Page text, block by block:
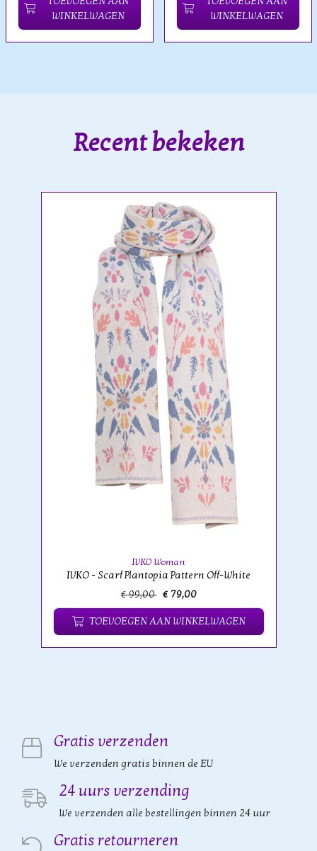
WINKELWAGEN
WINKELWAGEN
Recent bekeken
IVKO Woman
IVKO - Scarf Plantopia Pattern Off-White
€ 99,00 € 79,00
TOEVOEGEN AAN WINKELWAGEN
Gratis verzenden
We verzenden gratis binnen de EU
24 uurs verzending
We verzenden alle bestellingen binnen 24 uur
Gratis retourneren